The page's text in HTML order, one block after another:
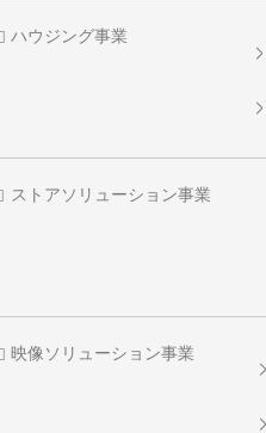
ハウジング事業
ストアソリューション事業
映像ソリューション事業